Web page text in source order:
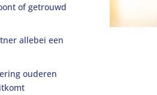
of getrouwd
allebei een
ouderen